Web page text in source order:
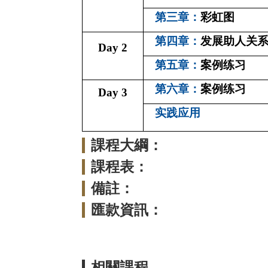
第三章： 彩虹图
Day 2
第四章： 发展助人关系
第五章： 案例练习
Day 3 第六章： 案例练习
实践应用
課程大綱：
課程表：
備註：
匯款資訊：